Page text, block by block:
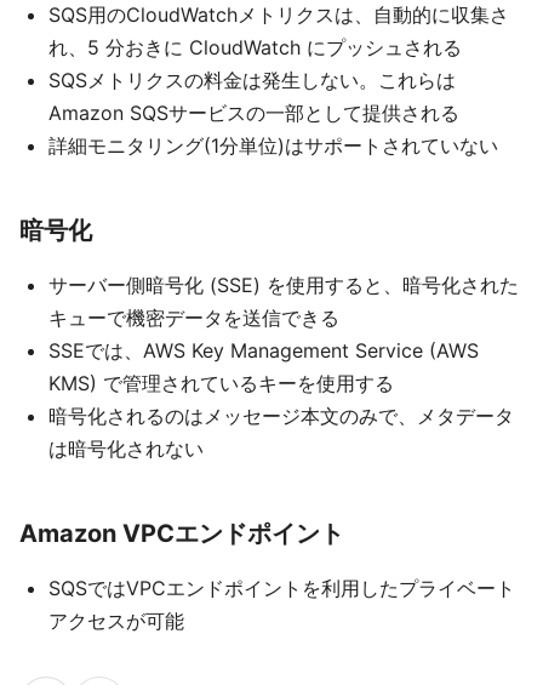
SQS用のCloudWatchメトリクスは、自動的に収集さ
れ、5 分おきに CloudWatch にプッシュされる
SQSメトリクスの料金は発生しない。これらは
Amazon SQSサービスの一部として提供される
詳細モニタリング(1分単位)はサポートされていない
暗号化
サーバー側暗号化 (SSE) を使用すると、暗号化された
キューで機密データを送信できる
SSEでは、AWS Key Management Service (AWS
KMS) で管理されているキーを使用する
暗号化されるのはメッセージ本文のみで、メタデータ
は暗号化されない
Amazon VPCエンドポイント
SQSではVPCエンドポイントを利用したプライベート
アクセスが可能